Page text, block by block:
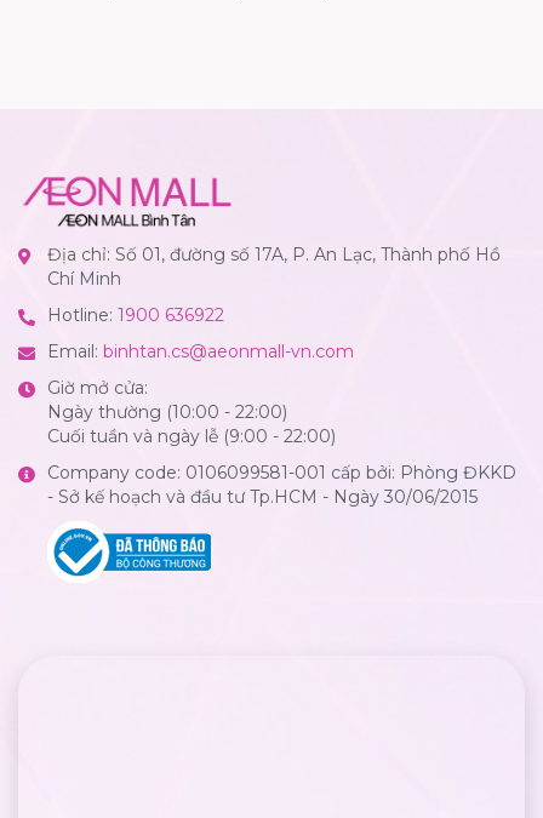
Địa chỉ: Số 01, đường số 17A, P. An Lạc, Thành phố Hồ
Chí Minh
Hotline: 1900 636922
Email: binhtan.cs@aeonmall-vn.com
Giờ mở cửa:
Ngày thường (10:00 - 22:00)
Cuối tuần và ngày lễ (9:00 - 22:00)
Company code: 0106099581-001 cấp bởi: Phòng ĐKKD
- Sở kế hoạch và đầu tư Tp.HCM - Ngày 30/06/2015